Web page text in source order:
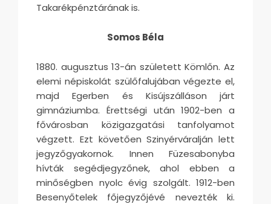
Takarékpénztárának is.
Somos Béla
1880. augusztus 13-án született Kömlőn. Az
elemi népiskolát szülőfalujában végezte el,
majd Egerben és Kisújszálláson járt
gimnáziumba. Érettségi után 1902-ben a
fővárosban közigazgatási tanfolyamot
végzett. Ezt követően Szinyérváralján lett
jegyzőgyakornok. Innen Füzesabonyba
hívták segédjegyzőnek, ahol ebben a
minőségben nyolc évig szolgált. 1912-ben
Besenyőtelek főjegyzőjévé nevezték ki.